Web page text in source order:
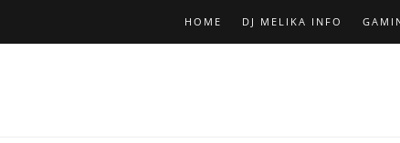
HOME DJ MELIKA INFO